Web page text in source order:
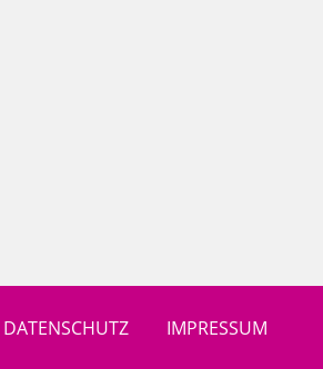
DATENSCHUTZ IMPRESSUM